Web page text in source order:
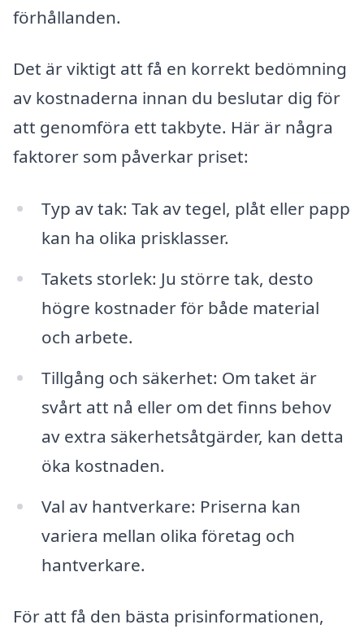
förhållanden.
Det är viktigt att få en korrekt bedömning
av kostnaderna innan du beslutar dig för
att genomföra ett takbyte. Här är några
faktorer som påverkar priset:
Typ av tak: Tak av tegel, plåt eller papp
kan ha olika prisklasser.
Takets storlek: Ju större tak, desto
högre kostnader för både material
och arbete.
Tillgång och säkerhet: Om taket är
svårt att nå eller om det finns behov
av extra säkerhetsåtgärder, kan detta
öka kostnaden.
Val av hantverkare: Priserna kan
variera mellan olika företag och
hantverkare.
För att få den bästa prisinformationen,